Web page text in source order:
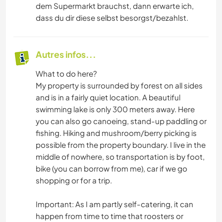
dem Supermarkt brauchst, dann erwarte ich,
dass du dir diese selbst besorgst/bezahlst.
Autres infos...
What to do here?
My property is surrounded by forest on all sides
and is in a fairly quiet location. A beautiful
swimming lake is only 300 meters away. Here
you can also go canoeing, stand-up paddling or
fishing. Hiking and mushroom/berry picking is
possible from the property boundary. I live in the
middle of nowhere, so transportation is by foot,
bike (you can borrow from me), car if we go
shopping or for a trip.
Important: As I am partly self-catering, it can
happen from time to time that roosters or